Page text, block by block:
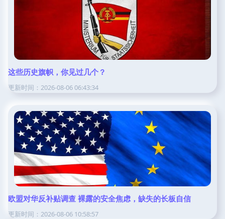
这些历史旗帜，你见过几个？
更新时间：2026-08-06 06:43:34
欧盟对华反补贴调查 裸露的安全焦虑，缺失的长板自信
更新时间：2026-08-06 10:58:57